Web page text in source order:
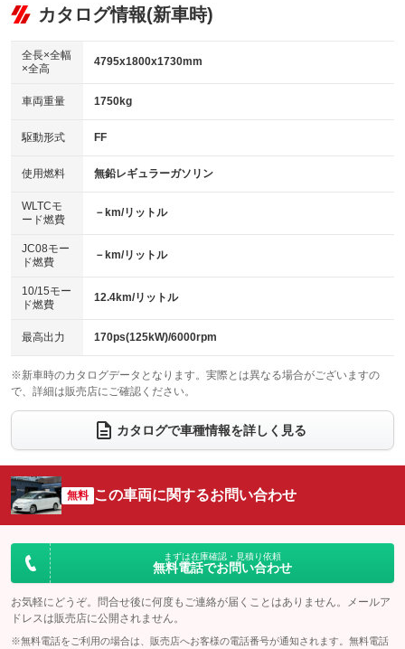
リフトアップ
：装備なし
：装備なし
パワーウィンドウ
アイドリングストップ
：装備なし
USB入力端子
：装備なし
100V電源
：装備なし
センターデフロック
：装備なし
電動格納ミラー
：装備あり
ビジュアル：-／DVD再生
：装備あり
：装備あり
革シート
キーレス
HID(キセノンライト)
：装備なし
バックカメラ
：装備なし
エアロ
：装備なし
：装備なし
パワーシート
ベンチシート
：装備なし
チップアップシート
：装備なし
：装備なし ：装備なし
ウォークスルー
：装備あり
電動リアゲート フロントカメラ
：装備なし
：装備なし ：装備なし
サイドカメラ
：装備なし ルーフレール
：装備なし
：装備なし
：装備なし
カタログ情報(新車時)
全長×全幅
×全高
4795x1800x1730mm
車両重量 1750kg
駆動形式 FF
使用燃料 無鉛レギュラーガソリン
WLTCモ
ード燃費
－km/リットル
JC08モー
ド燃費
－km/リットル
10/15モー
ド燃費
12.4km/リットル
最高出力 170ps(125kW)/6000rpm
※新車時のカタログデータとなります。実際とは異なる場合がございますの
で、詳細は販売店にご確認ください。
カタログで車種情報を詳しく見る
無料 この車両に関するお問い合わせ
まずは在庫確認・見積り依頼
無料電話でお問い合わせ
お気軽にどうぞ。問合せ後に何度もご連絡が届くことはありません。メールア
ドレスは販売店に公開されません。
※無料電話をご利用の場合は、販売店へお客様の電話番号が通知されます。無料電話